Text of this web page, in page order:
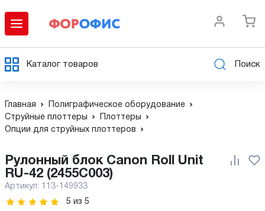
Каталог товаров Поиск
Главная
Полиграфическое оборудование
Струйные плоттеры
Плоттеры
Опции для струйных плоттеров
Рулонный блок Canon Roll Unit
RU-42 (2455C003)
Артикул: 113-149933
5 из 5